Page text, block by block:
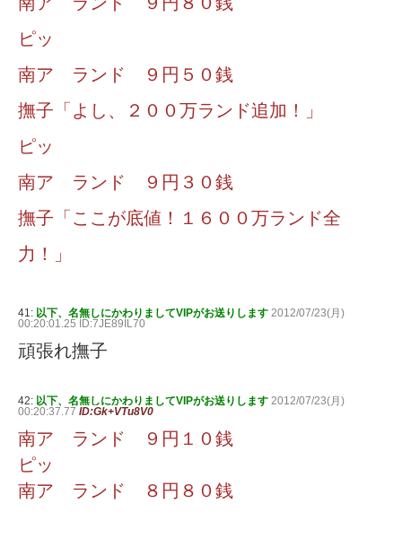
ピッ
南ア ランド ９円５０銭
撫子「よし、２００万ランド追加！」
ピッ
南ア ランド ９円３０銭
撫子「ここが底値！１６００万ランド全
力！」
41: 以下、名無しにかわりましてVIPがお送りします 2012/07/23(月)
00:20:01.25 ID:7JE89IL70
頑張れ撫子
42: 以下、名無しにかわりましてVIPがお送りします 2012/07/23(月)
00:20:37.77 ID:Gk+VTu8V0
南ア ランド ９円１０銭
ピッ
南ア ランド ８円８０銭